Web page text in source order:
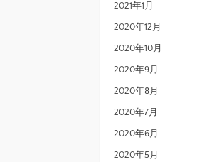
2021年1月
2020年12月
2020年10月
2020年9月
2020年8月
2020年7月
2020年6月
2020年5月